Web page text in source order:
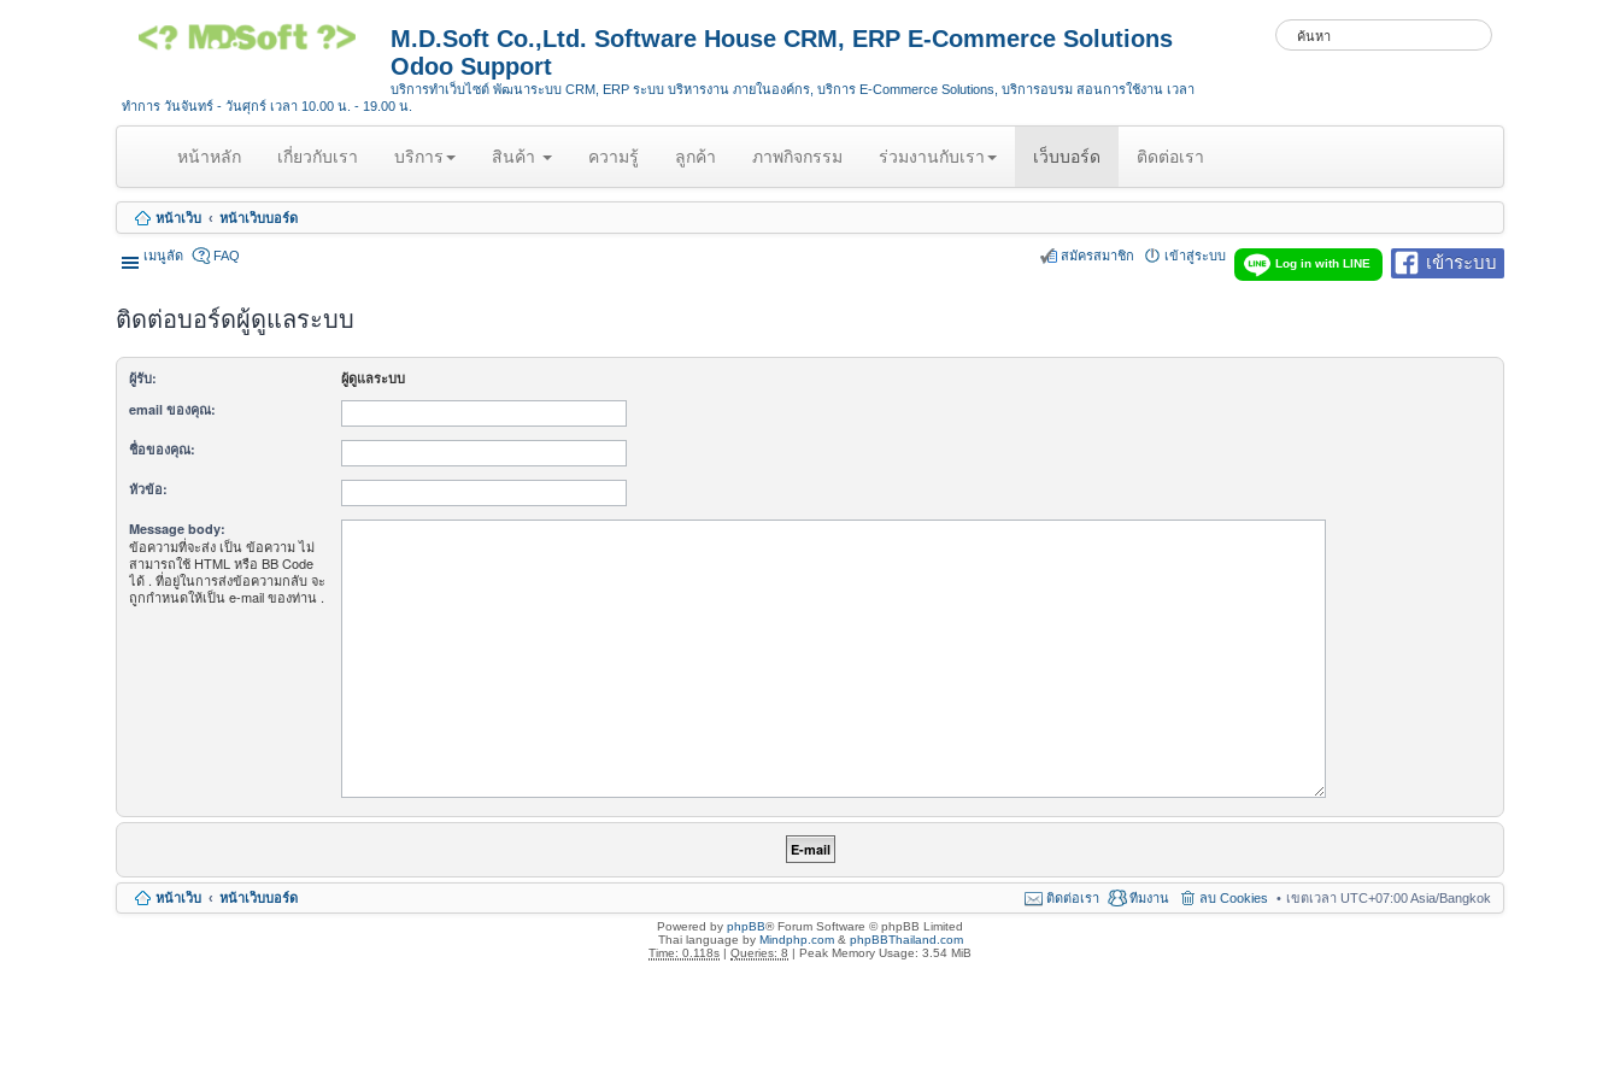
M.D.Soft Co.,Ltd. Software House CRM, ERP E-Commerce Solutions
Odoo Support
บริการทำเว็บไซต์ พัฒนาระบบ CRM, ERP ระบบ บริหารงาน ภายในองค์กร, บริการ E-Commerce Solutions, บริการอบรม สอนการใช้งาน เวลา
ทำการ วันจันทร์ - วันศุกร์ เวลา 10.00 น. - 19.00 น.
หน้าหลัก(
u
r
t
เกี่ยวกับเรา บริการ สินค้า ความรู้ ลูกค้า ภาพกิจกรรม ร่วมงานกับเรา เว็บบอร์ด ติดต่อเรา
หน้าเว็บ หน้าเว็บบอร์ด
เมนูลัด เข้าระบบ
Log in with LINE
FAQ เข้าสู่ระบบ
สมัครสมาชิก
ติดต่อบอร์ดผู้ดูแลระบบ
ผู้รับ:
ผู้ดูแลระบบ
email ของคุณ:
ชื่อของคุณ:
หัวข้อ:
Message body:
ข้อความที่จะส่ง เป็น ข้อความ ไม่
สามารถใช้ HTML หรือ BB Code
ได้ . ที่อยู่ในการส่งข้อความกลับ จะ
ถูกกำหนดให้เป็น e-mail ของท่าน .
หน้าเว็บ หน้าเว็บบอร์ด เขตเวลา UTC+07:00 Asia/Bangkok
ลบ Cookies
ทีมงาน
ติดต่อเรา
Powered by phpBB® Forum Software © phpBB Limited
Thai language by Mindphp.com& phpBBThailand.com
Time: 0.118s | Queries: 8 | Peak Memory Usage: 3.54 MiB